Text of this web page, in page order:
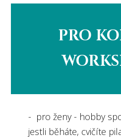
PRO
- pro ženy - hobby
jestli běháte, cvičíte